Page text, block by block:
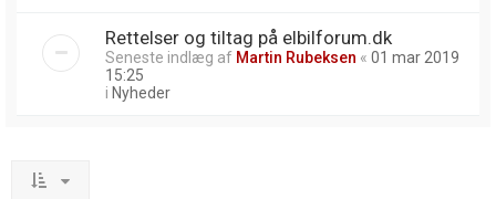
Rettelser og tiltag på elbilforum.dk
Seneste indlæg af Martin Rubeksen « 01 mar 2019
15:25
i Nyheder